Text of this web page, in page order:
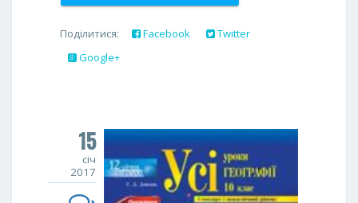
Поділитися: Facebook
Twitter
Google+
15
січ
2017